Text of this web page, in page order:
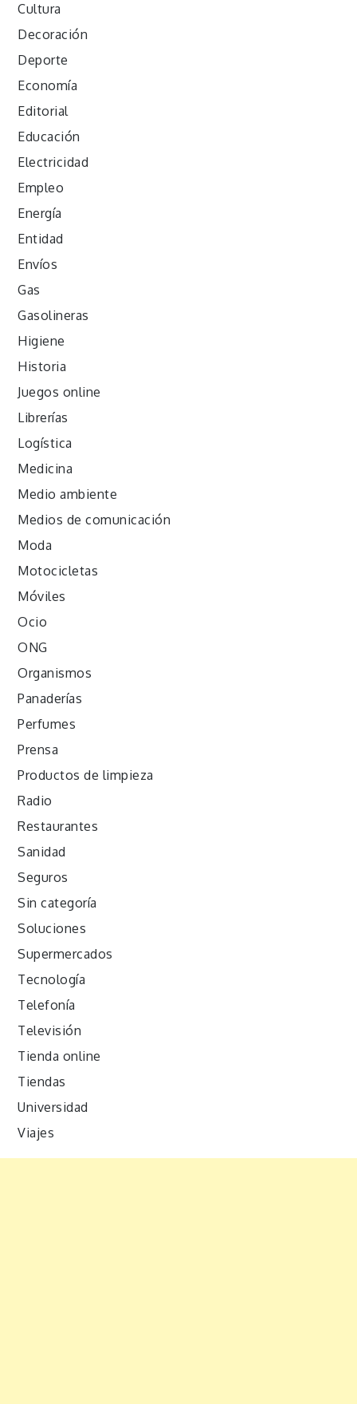
Cultura
Decoración
Deporte
Economía
Editorial
Educación
Electricidad
Empleo
Energía
Entidad
Envíos
Gas
Gasolineras
Higiene
Historia
Juegos online
Librerías
Logística
Medicina
Medio ambiente
Medios de comunicación
Moda
Motocicletas
Móviles
Ocio
ONG
Organismos
Panaderías
Perfumes
Prensa
Productos de limpieza
Radio
Restaurantes
Sanidad
Seguros
Sin categoría
Soluciones
Supermercados
Tecnología
Telefonía
Televisión
Tienda online
Tiendas
Universidad
Viajes